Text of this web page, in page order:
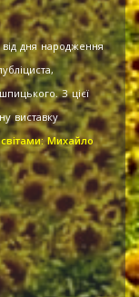
дня народження
З цієї
виставку
Михайло